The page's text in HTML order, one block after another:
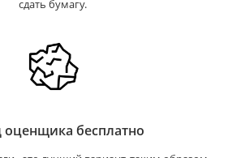
сдать бумагу.
оценщика бесплатно